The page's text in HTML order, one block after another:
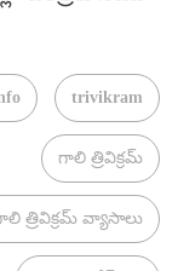
trivikram
గాలి త్రివిక్రమ్
త్రివిక్రమ్ వ్యాసాలు